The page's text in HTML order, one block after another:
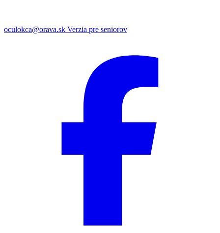
oculokca@orava.sk Verzia pre seniorov